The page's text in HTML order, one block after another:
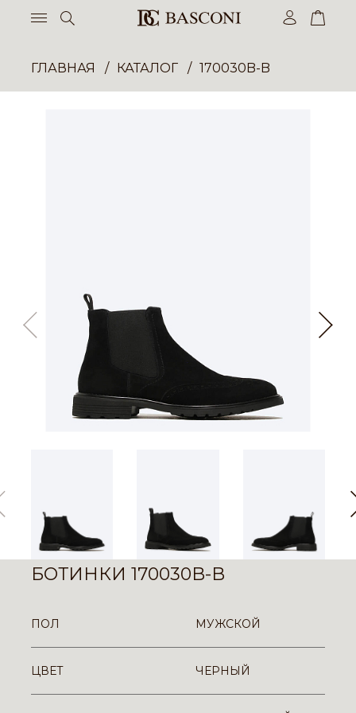
ГЛАВНАЯ КАТАЛОГ 170030B-B
БОТИНКИ 170030B-B
ПОЛ МУЖСКОЙ
ЦВЕТ ЧЕРНЫЙ